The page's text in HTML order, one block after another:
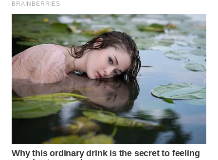
WN
LABUANBAJO
WN
BORNEO
Wahana
Media
Group
NEWS